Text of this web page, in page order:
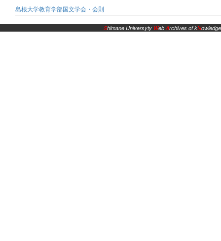
島根大学教育学部国文学会・会則
Shimane Universyty WebArchives of kNowledge